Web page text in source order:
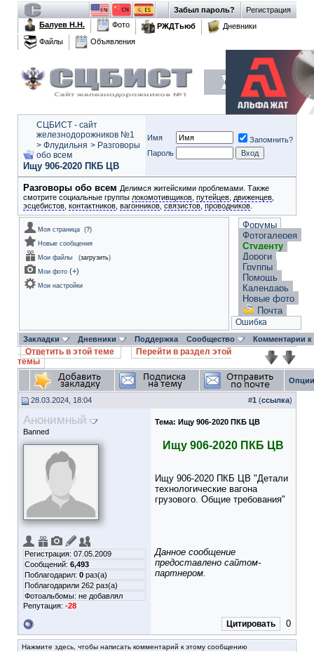
Регистрация
Забыл пароль?
Балуев Н.Н.
Фото РЖДТьюб
Дневники
Файлы
Объявления
СЦБИСТ - сайт
железнодорожников №1
> Флудильня > Разговоры
обо всем
Ищу 906-2020 ПКБ ЦВ
Имя
Запомнить?
Пароль
Разговоры обо всем Делимся житейскими проблемами. Также
смотрите социальные группы локомотивщиков путейцев движенцев
эсцебистов контактников вагонников связистов проводников
Моя страница (?)
Новые сообщения
Мои файлы
(загрузить)
Мои фото (+)
Мои настройки
Форумы
Фотогалерея
Студенту
Дороги
Группы
Помощь
Календарь
Новые фото
Почта
Ошибка
Закладки Дневники Поддержка Сообщество Комментарии
Ответить в этой теме
Перейти в раздел этой
темы
28.03.2024, 18:04 #1 (ссылка)
Анонимный
Banned
Регистрация: 07.05.2009
Сообщений: 6,493
Поблагодарил: 0 раз(а)
Поблагодарили 262 раз(а)
Фотоальбомы: не добавлял
Репутация: -28
Тема: Ищу 906-2020 ПКБ ЦВ
Ищу 906-2020 ПКБ ЦВ
Ищу 906-2020 ПКБ ЦВ "Детали
технологические вагона
грузового. Общие требования"
Данное сообщение
предоставлено сайтом-
партнером.
Цитировать 0
Нажмите здесь, чтобы написать комментарий к этому сообщению